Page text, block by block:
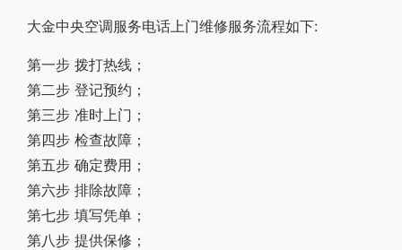
大金中央空调服务电话上门维修服务流程如下:
第一步 拨打热线；
第二步 登记预约；
第三步 准时上门；
第四步 检查故障；
第五步 确定费用；
第六步 排除故障；
第七步 填写凭单；
第八步 提供保修；